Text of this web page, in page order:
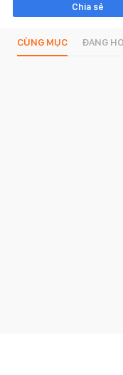
Chia sẻ
CÙNG MỤC ĐANG